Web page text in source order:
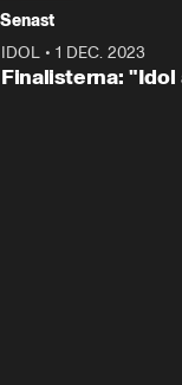
Senast
IDOL • 1 DEC. 2023
Finalisterna: "Idol